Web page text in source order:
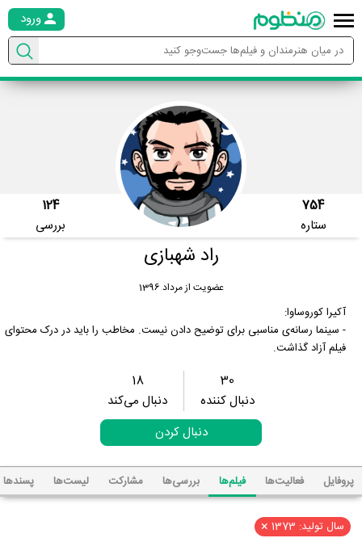
ورود
754
ستاره
124
بررسی
راد شهبازی
عضویت از مرداد 1396
آکیرا کوروساوا:
- سینما رسانه‌ی مناسبی برای توضیح دادن نیست. مخاطب را باید در درک محتوای
فیلم آزاد گذاشت.
30
دنبال کننده
18
دنبال می‌کند
دنبال کردن
پروفایل فعالیت‌ها فیلم‌ها بررسی‌ها مشارکت لیست‌ها پسند‌ها
سال تولید: 1373 ×